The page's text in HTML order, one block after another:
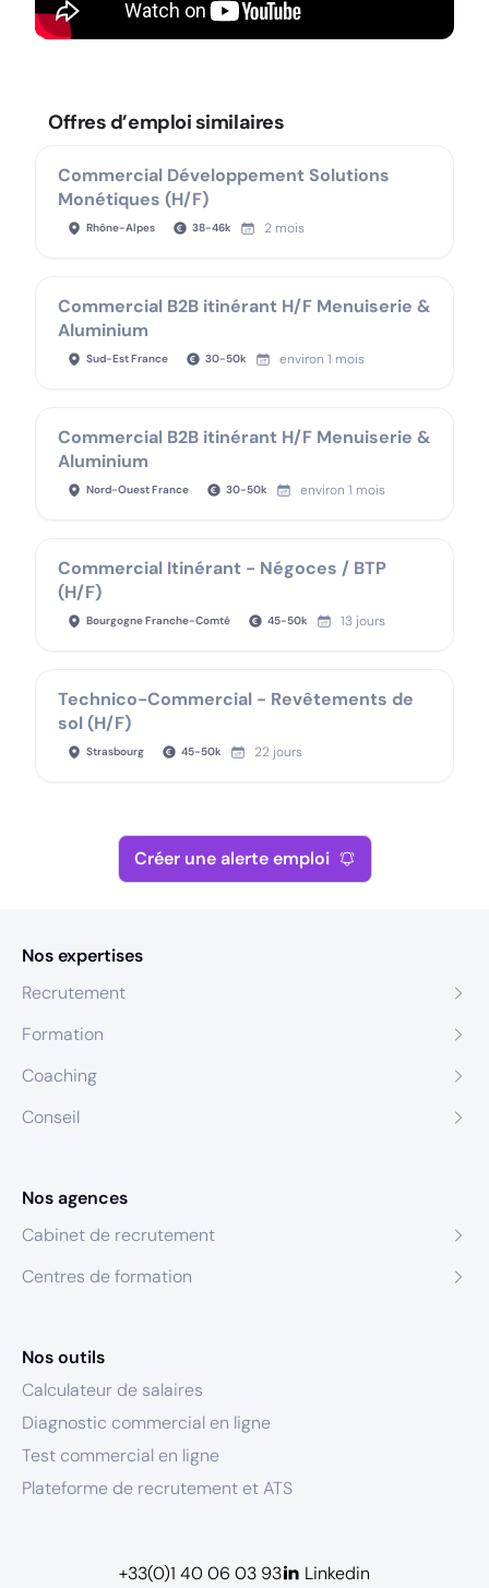
Offres d’emploi similaires
Commercial Développement Solutions
Monétiques (H/F)
Rhône-Alpes 38-46k 2 mois
Commercial B2B itinérant H/F Menuiserie &
Aluminium
Sud-Est France 30-50k environ 1 mois
Commercial B2B itinérant H/F Menuiserie &
Aluminium
Nord-Ouest France 30-50k environ 1 mois
Commercial Itinérant - Négoces / BTP
(H/F)
Bourgogne Franche-Comté 45-50k 13 jours
Technico-Commercial - Revêtements de
sol (H/F)
Strasbourg 45-50k 22 jours
Créer une alerte emploi
Nos expertises
Recrutement
Formation
Coaching
Conseil
Nos agences
Cabinet de recrutement
Centres de formation
Nos outils
Calculateur de salaires
Diagnostic commercial en ligne
Test commercial en ligne
Plateforme de recrutement et ATS
+33(0)1 40 06 03 93 Linkedin